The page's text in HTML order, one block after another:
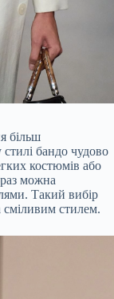
більш
бандо чудово
костюмів або
можна
Такий вибір
сміливим стилем.